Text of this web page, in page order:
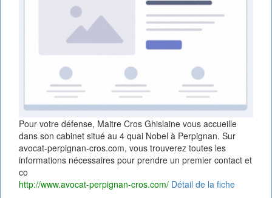
Pour votre défense, Maitre Cros Ghislaine vous accueille
dans son cabinet situé au 4 quai Nobel à Perpignan. Sur
avocat-perpignan-cros.com, vous trouverez toutes les
informations nécessaires pour prendre un premier contact et
co
http://www.avocat-perpignan-cros.com/ Détail de la fiche